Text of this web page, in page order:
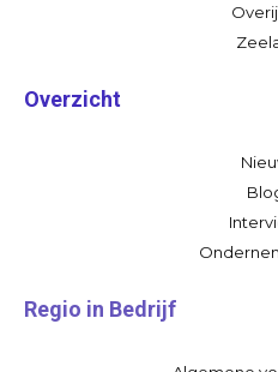
Overzicht
Regio in Bedrijf